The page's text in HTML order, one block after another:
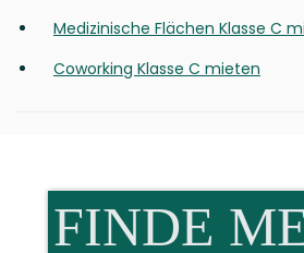
Medizinische Flächen Klasse C
Coworking Klasse C mieten
FINDE